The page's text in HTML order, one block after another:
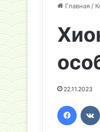
Главная /
22.11.2023